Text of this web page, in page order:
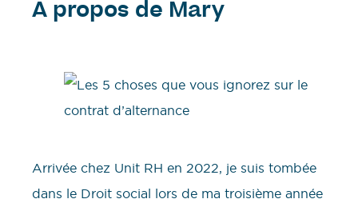
A propos de Mary
Arrivée chez Unit RH en 2022, je suis tombée
dans le Droit social lors de ma troisième année